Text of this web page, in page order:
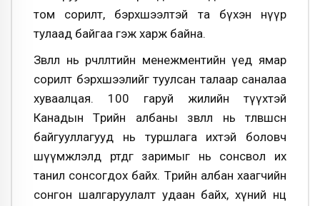
том сорилт, бэрхшээлтэй та бүхэн нүүр
тулаад байгаа гэж харж байна.
Зөвлөл нь өөрчлөлтийн менежментийн үед ямар
сорилт бэрхшээлийг туулсан талаар саналаа
хуваалцая. 100 гаруй жилийн түүхтэй
Канадын Төрийн албаны зөвлөл нь төлөвшсөн
байгууллагууд нь туршлага ихтэй боловч
шүүмжлэлд өртдөг заримыг нь сонсвол их
танил сонсогдох байх. Төрийн албан хаагчийн
сонгон шалгаруулалт удаан байх, хүний нөөц